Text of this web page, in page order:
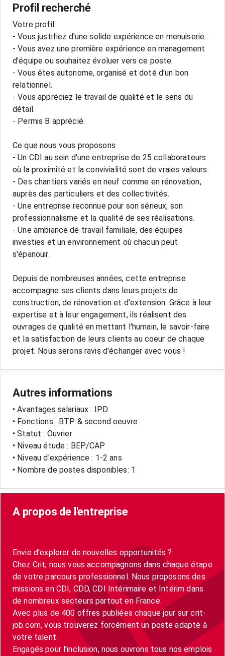
Profil recherché
Votre profil
- Vous justifiez d'une solide expérience en menuiserie.
- Vous avez une première expérience en management
d'équipe ou souhaitez évoluer vers ce poste.
- Vous êtes autonome, organisé et doté d'un bon
relationnel.
- Vous appréciez le travail de qualité et le sens du
détail.
- Permis B apprécié.
Ce que nous vous proposons
- Un CDI au sein d'une entreprise de 25 collaborateurs
où la proximité et la convivialité sont de vraies valeurs.
- Des chantiers variés en neuf comme en rénovation,
auprès des particuliers et des collectivités.
- Une entreprise reconnue pour son sérieux, son
professionnalisme et la qualité de ses réalisations.
- Une ambiance de travail familiale, des équipes
investies et un environnement où chacun peut
s'épanouir.
Depuis de nombreuses années, cette entreprise
accompagne ses clients dans leurs projets de
construction, de rénovation et d'extension. Grâce à leur
expertise et à leur engagement, ils réalisent des
ouvrages de qualité en mettant l'humain, le savoir-faire
et la satisfaction de leurs clients au coeur de chaque
Autres informations
• Avantages salariaux : IPD
• Fonctions : BTP & second oeuvre
• Statut : Ouvrier
• Niveau étude : BEP/CAP
• Niveau d'expérience : 1-2 ans
• Nombre de postes disponibles: 1
A propos de l'entreprise
Envie d’explorer de nouvelles opportunités ?
Chez Crit, nous vous accompagnons dans chaque étape
de votre parcours professionnel. Nous proposons des
missions en CDI, CDD, CDI Intérimaire et Intérim dans
de nombreux secteurs partout en France.
Avec plus de 400 offres publiées chaque jour sur crit-
job.com, vous trouverez forcément un poste adapté à
votre talent.
Engagés pour l’inclusion, nous ouvrons tous nos emplois